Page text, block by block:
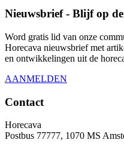
Nieuwsbrief - Blijf op
Word gratis lid van onze
Horecava nieuwsbrief met
en ontwikkelingen uit de
AANMELDEN
Contact
Horecava
Postbus 77777, 1070 MS